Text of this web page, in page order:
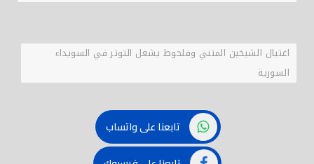
اغتيال الشيخين المتني وفلحوط يشعل التوتر في السويداء
السورية
تابعنا على واتساب